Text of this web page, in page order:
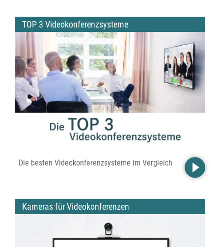
TOP 3 Videokonferenzsysteme
Die besten Videokonferenzsysteme im Vergleich
Kameras für Videokonferenzen